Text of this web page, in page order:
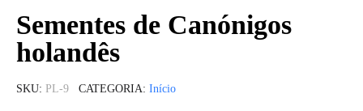
Sementes de Canónigos
holandês
SKU PL-9 CATEGORIA Início